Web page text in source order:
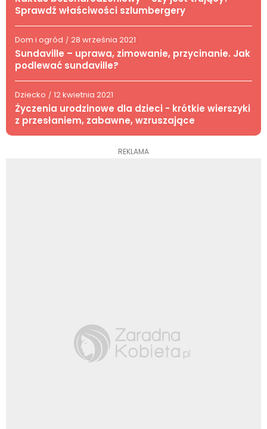
Sprawdź właściwości szlumbergery
Dom i ogród / 28 września 2021
Sundaville – uprawa, zimowanie, przycinanie. Jak
podlewać sundaville?
Dziecko / 12 kwietnia 2021
Życzenia urodzinowe dla dzieci - krótkie wierszyki
z przesłaniem, zabawne, wzruszające
REKLAMA